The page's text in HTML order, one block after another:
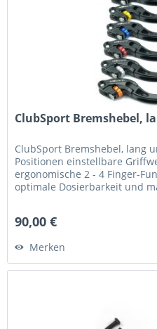
ClubSport Bremshebel,
ClubSport Bremshebel, lang
Positionen einstellbare
ergonomische 2 - 4 Finger-
optimale Dosierbarkeit und
90,00 €
Merken